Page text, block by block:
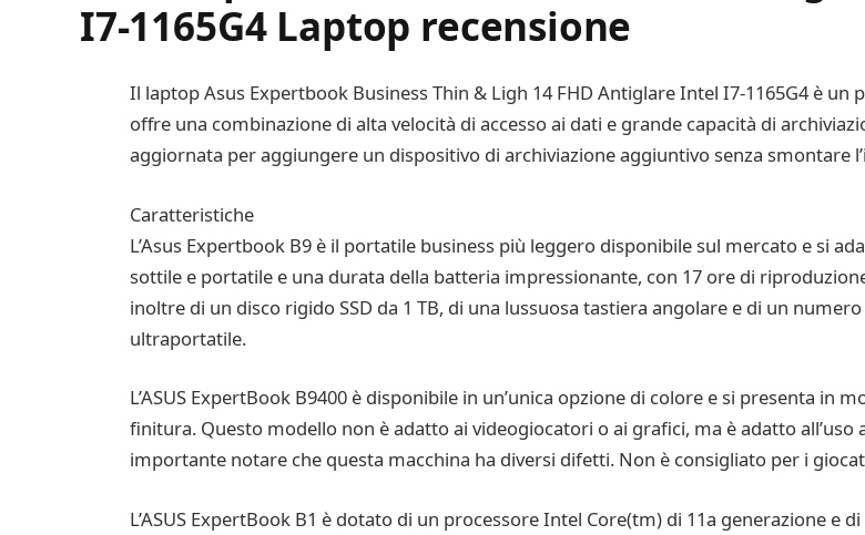
I7-1165G4 Laptop recensione
Il laptop Asus Expertbook Business Thin & Ligh 14 FHD Antiglare Intel I7-1165G4 è
offre una combinazione di alta velocità di accesso ai dati e grande capacità di
aggiornata per aggiungere un dispositivo di archiviazione aggiuntivo senza smontare
Caratteristiche
L’Asus Expertbook B9 è il portatile business più leggero disponibile sul mercato e si
sottile e portatile e una durata della batteria impressionante, con 17 ore di
inoltre di un disco rigido SSD da 1 TB, di una lussuosa tastiera angolare e di un
ultraportatile.
L’ASUS ExpertBook B9400 è disponibile in un’unica opzione di colore e si presenta in
finitura. Questo modello non è adatto ai videogiocatori o ai grafici, ma è adatto all’uso
importante notare che questa macchina ha diversi difetti. Non è consigliato per i
L’ASUS ExpertBook B1 è dotato di un processore Intel Core(tm) di 11a generazione e